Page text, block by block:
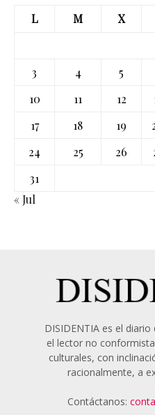
L
M X
3
4 5
10
11 12
17
18 19
24
25 26
31
« Jul
DISIDENTIA es el
el lector no
culturales, con
racionalmente, a
Contáctanos: